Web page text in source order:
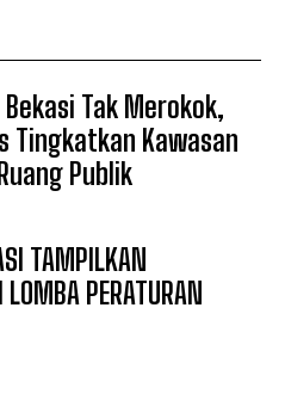
Tak Merokok,
Tingkatkan Kawasan
Publik
TAMPILKAN
PERATURAN